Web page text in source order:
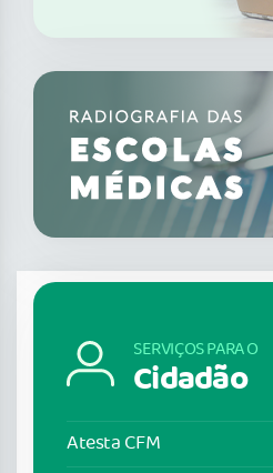
SERVIÇOS PARA O
Cidadão
Atesta CFM